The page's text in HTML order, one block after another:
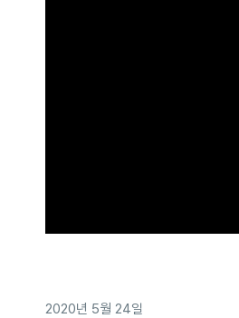
2020년 5월 24일